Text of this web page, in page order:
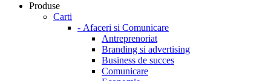
Produse
Carti
- Afaceri si Comunicare
Antreprenoriat
Branding si advertising
Business de succes
Comunicare